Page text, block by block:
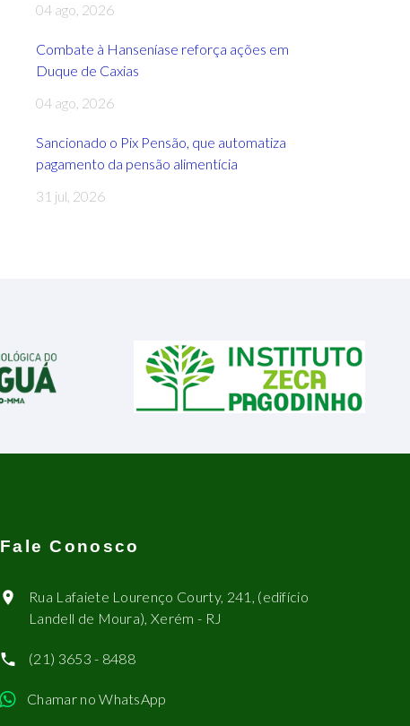
04 ago, 2026
Combate à Hanseníase reforça ações em
Duque de Caxias
04 ago, 2026
Sancionado o Pix Pensão, que automatiza
pagamento da pensão alimentícia
31 jul, 2026
Fale Conosco
Rua Lafaiete Lourenço Courty, 241, (edifício
Landell de Moura), Xerém - RJ
(21) 3653 - 8488
Chamar no WhatsApp